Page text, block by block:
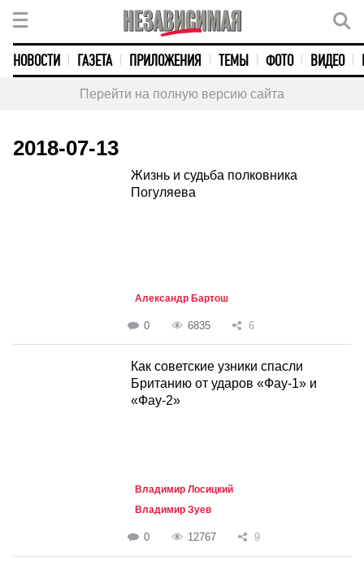
НОВОСТИ ГАЗЕТА ПРИЛОЖЕНИЯ ТЕМЫ ФОТО ВИДЕО
Перейти на полную версию сайта
2018-07-13
Жизнь и судьба полковника
Погуляева
Александр Бартош
0 6835 6
Как советские узники спасли
Британию от ударов «Фау-1» и
«Фау-2»
Владимир Лосицкий
Владимир Зуев
0 12767 9